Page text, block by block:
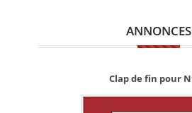
ANNONCES
Clap de fin pour